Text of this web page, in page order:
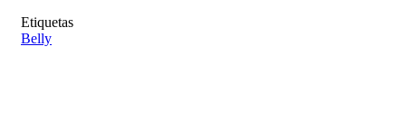
Etiquetas
Belly